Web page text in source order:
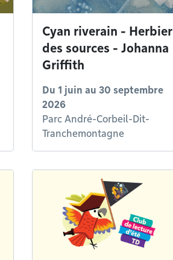
Cyan riverain - Herbier
des sources - Johanna
Griffith
Du 1 juin au 30 septembre
2026
Parc André-Corbeil-Dit-
Tranchemontagne